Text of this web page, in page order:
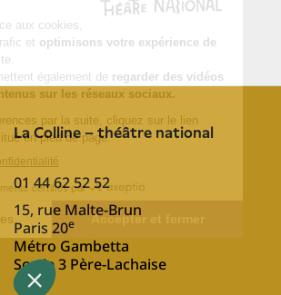
La Colline – théâtre national
01 44 62 52 52
15, rue Malte-Brun
Paris 20e
Métro Gambetta
Sortie 3 Père-Lachaise